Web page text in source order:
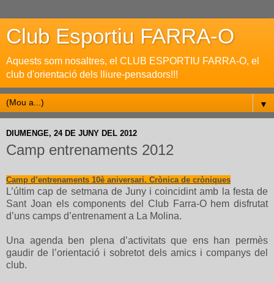
Club Esportiu FARRA-O
Aquests som nosaltres, el CLUB ESPORTIU FARRA-O, el
club d'orientació dels lliure-pensadors!!!
▼
DIUMENGE, 24 DE JUNY DEL 2012
Camp entrenaments 2012
Camp d’entrenaments 10è aniversari. Crònica de cròniques
L’últim cap de setmana de Juny i coincidint amb la festa de
Sant Joan els components del Club Farra-O hem disfrutat
d’uns camps d’entrenament a La Molina.
Una agenda ben plena d’activitats que ens han permès
gaudir de l’orientació i sobretot dels amics i companys del
club.